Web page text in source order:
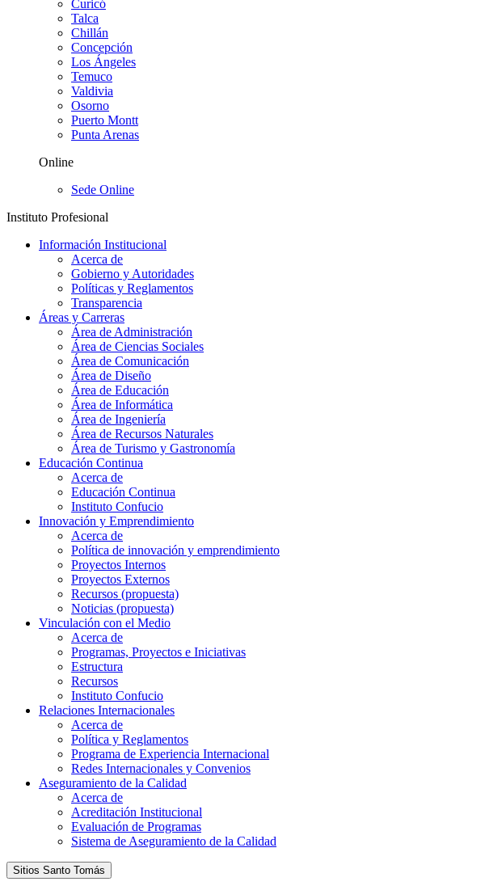
Curicó
Talca
Chillán
Concepción
Los Ángeles
Temuco
Valdivia
Osorno
Puerto Montt
Punta Arenas
Online
Sede Online
Instituto Profesional
Información Institucional
Acerca de
Gobierno y Autoridades​
Políticas y Reglamentos​
Transparencia
Áreas y Carreras
Área de Administración
Área de Ciencias Sociales
Área de Comunicación
Área de Diseño
Área de Educación
Área de Informática
Área de Ingeniería
Área de Recursos Naturales
Área de Turismo y Gastronomía
Educación Continua
Acerca de
Educación Continua
Instituto Confucio
Innovación y Emprendimiento
Acerca de
Política de innovación y emprendimiento
Proyectos Internos
Proyectos Externos
Recursos (propuesta)
Noticias (propuesta)
Vinculación con el Medio
Acerca de
Programas, Proyectos e Iniciativas
Estructura
Recursos
Instituto Confucio
Relaciones Internacionales
Acerca de
Política y Reglamentos
Programa de Experiencia Internacional
Redes Internacionales y Convenios
Aseguramiento de la Calidad
Acerca de
Acreditación Institucional
Evaluación de Programas
Sistema de Aseguramiento de la Calidad
Sitios Santo Tomás